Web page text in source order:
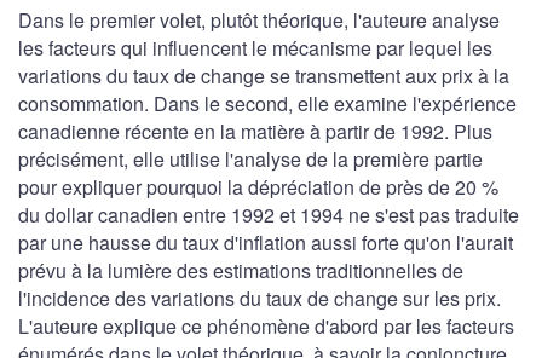
Dans le premier volet, plutôt théorique, l'auteure analyse
les facteurs qui influencent le mécanisme par lequel les
variations du taux de change se transmettent aux prix à la
consommation. Dans le second, elle examine l'expérience
canadienne récente en la matière à partir de 1992. Plus
précisément, elle utilise l'analyse de la première partie
pour expliquer pourquoi la dépréciation de près de 20 %
du dollar canadien entre 1992 et 1994 ne s'est pas traduite
par une hausse du taux d'inflation aussi forte qu'on l'aurait
prévu à la lumière des estimations traditionnelles de
l'incidence des variations du taux de change sur les prix.
L'auteure explique ce phénomène d'abord par les facteurs